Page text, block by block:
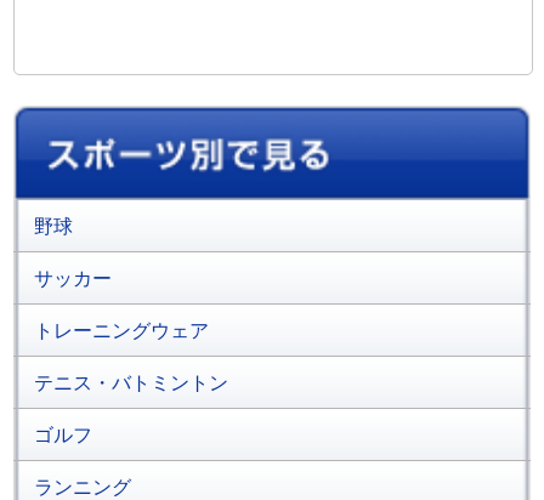
野球
サッカー
トレーニングウェア
テニス・バトミントン
ゴルフ
ランニング